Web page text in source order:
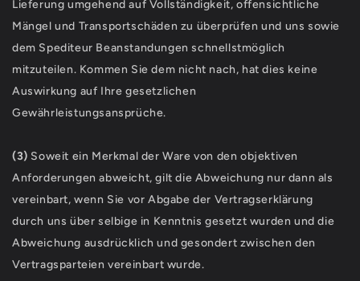
Lieferung umgehend auf Vollständigkeit, offensichtliche
Mängel und Transportschäden zu überprüfen und uns sowie
dem Spediteur Beanstandungen schnellstmöglich
mitzuteilen. Kommen Sie dem nicht nach, hat dies keine
Auswirkung auf Ihre gesetzlichen
Gewährleistungsansprüche.
(3) Soweit ein Merkmal der Ware von den objektiven
Anforderungen abweicht, gilt die Abweichung nur dann als
vereinbart, wenn Sie vor Abgabe der Vertragserklärung
durch uns über selbige in Kenntnis gesetzt wurden und die
Abweichung ausdrücklich und gesondert zwischen den
Vertragsparteien vereinbart wurde.